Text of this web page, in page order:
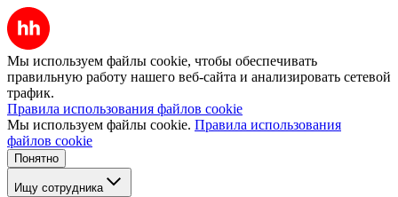
Мы используем файлы cookie, чтобы обеспечивать
правильную работу нашего веб-сайта и анализировать сетевой
трафик.
Правила использования файлов cookie
Мы используем файлы cookie. Правила использования
файлов cookie
Понятно
Ищу сотрудника